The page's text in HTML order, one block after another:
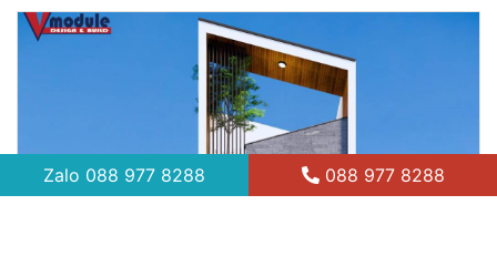
Zalo 088 977 8288 088 977 8288